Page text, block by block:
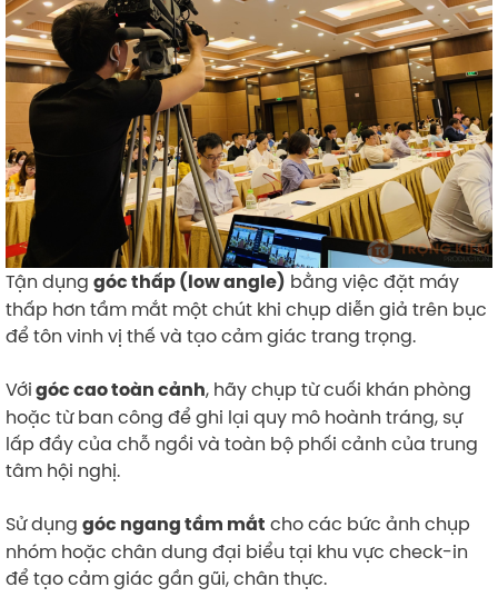
Tận dụng góc thấp (low angle) bằng việc đặt máy
thấp hơn tầm mắt một chút khi chụp diễn giả trên bục
để tôn vinh vị thế và tạo cảm giác trang trọng.
Vớigóc cao toàn cảnh, hãy chụp từ cuối khán phòng
hoặc từ ban công để ghi lại quy mô hoành tráng, sự
lấp đầy của chỗ ngồi và toàn bộ phối cảnh của trung
tâm hội nghị.
Sử dụng góc ngang tầm mắt cho các bức ảnh chụp
nhóm hoặc chân dung đại biểu tại khu vực check-in
để tạo cảm giác gần gũi, chân thực.